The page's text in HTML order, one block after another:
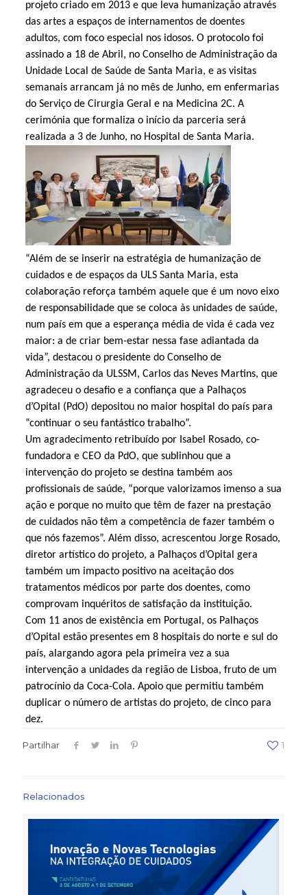
projeto criado em 2013 e que leva humanização através
das artes a espaços de internamentos de doentes
adultos, com foco especial nos idosos. O protocolo foi
assinado a 18 de Abril, no Conselho de Administração da
Unidade Local de Saúde de Santa Maria, e as visitas
semanais arrancam já no mês de Junho, em enfermarias
do Serviço de Cirurgia Geral e na Medicina 2C. A
cerimónia que formaliza o início da parceria será
realizada a 3 de Junho, no Hospital de Santa Maria.
“Além de se inserir na estratégia de humanização de
cuidados e de espaços da ULS Santa Maria, esta
colaboração reforça também aquele que é um novo eixo
de responsabilidade que se coloca às unidades de saúde,
num país em que a esperança média de vida é cada vez
maior: a de criar bem-estar nessa fase adiantada da
vida”, destacou o presidente do Conselho de
Administração da ULSSM, Carlos das Neves Martins, que
agradeceu o desafio e a confiança que a Palhaços
d’Opital (PdO) depositou no maior hospital do país para
“continuar o seu fantástico trabalho”.
Um agradecimento retribuído por Isabel Rosado, co-
fundadora e CEO da PdO, que sublinhou que a
intervenção do projeto se destina também aos
profissionais de saúde, “porque valorizamos imenso a sua
ação e porque no muito que têm de fazer na prestação
de cuidados não têm a competência de fazer também o
que nós fazemos”. Além disso, acrescentou Jorge Rosado,
diretor artístico do projeto, a Palhaços d’Opital gera
também um impacto positivo na aceitação dos
tratamentos médicos por parte dos doentes, como
comprovam inquéritos de satisfação da instituição.
Com 11 anos de existência em Portugal, os Palhaços
d’Opital estão presentes em 8 hospitais do norte e sul do
país, alargando agora pela primeira vez a sua
intervenção a unidades da região de Lisboa, fruto de um
patrocínio da Coca-Cola. Apoio que permitiu também
duplicar o número de artistas do projeto, de cinco para
dez.
Partilhar 1
Relacionados